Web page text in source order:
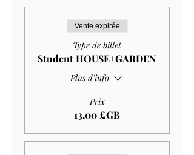
Vente expirée
Type de billet
Student HOUSE+GARDEN
Plus d'info
Prix
13,00 £GB